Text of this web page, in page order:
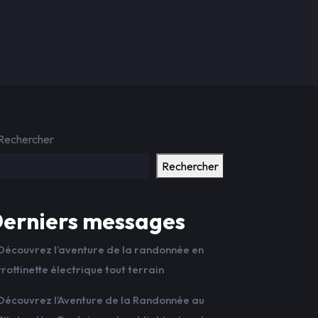
Rechercher
messages
l’aventure de la randonnée en
électrique tout terrain
l’Aventure de la Randonnée au